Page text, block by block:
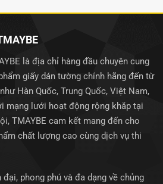
là địa chỉ hàng đầu chuyên cung
giấy dán tường chính hãng đến từ
Hàn Quốc, Trung Quốc, Việt Nam,
mạng lưới hoạt động rộng khắp tại
TMAYBE cam kết mang đến cho
chất lượng cao cùng dịch vụ thi
phong phú và đa dạng về chủng